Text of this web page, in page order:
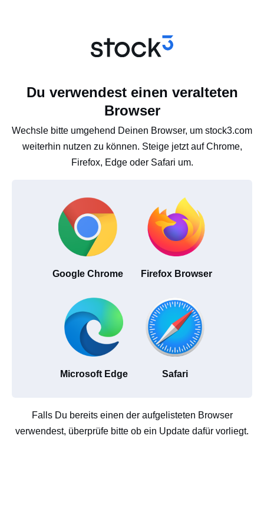
Du verwendest einen veralteten
Browser
Wechsle bitte umgehend Deinen Browser, um stock3.com
weiterhin nutzen zu können. Steige jetzt auf Chrome,
Firefox, Edge oder Safari um.
Google Chrome Firefox Browser
Microsoft Edge Safari
Falls Du bereits einen der aufgelisteten Browser
verwendest, überprüfe bitte ob ein Update dafür vorliegt.